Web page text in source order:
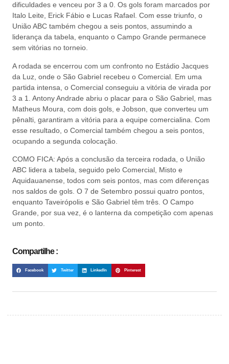
dificuldades e venceu por 3 a 0. Os gols foram marcados por
Italo Leite, Erick Fábio e Lucas Rafael. Com esse triunfo, o
União ABC também chegou a seis pontos, assumindo a
liderança da tabela, enquanto o Campo Grande permanece
sem vitórias no torneio.
A rodada se encerrou com um confronto no Estádio Jacques
da Luz, onde o São Gabriel recebeu o Comercial. Em uma
partida intensa, o Comercial conseguiu a vitória de virada por
3 a 1. Antony Andrade abriu o placar para o São Gabriel, mas
Matheus Moura, com dois gols, e Jobson, que converteu um
pênalti, garantiram a vitória para a equipe comercialina. Com
esse resultado, o Comercial também chegou a seis pontos,
ocupando a segunda colocação.
COMO FICA: Após a conclusão da terceira rodada, o União
ABC lidera a tabela, seguido pelo Comercial, Misto e
Aquidauanense, todos com seis pontos, mas com diferenças
nos saldos de gols. O 7 de Setembro possui quatro pontos,
enquanto Taveirópolis e São Gabriel têm três. O Campo
Grande, por sua vez, é o lanterna da competição com apenas
um ponto.
Compartilhe :
Facebook Twitter LinkedIn Pinterest